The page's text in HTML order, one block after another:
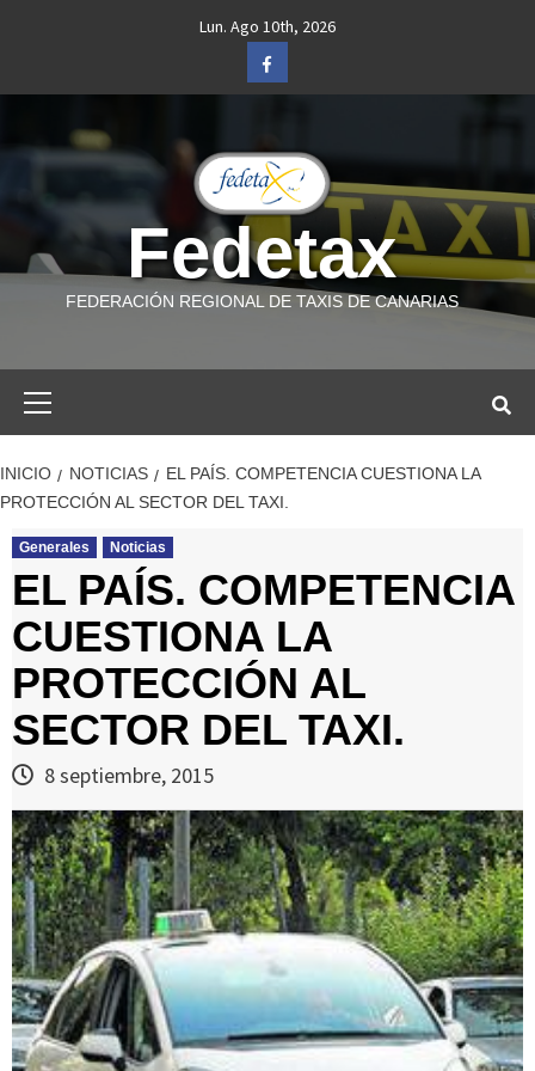
Lun. Ago 10th, 2026
Facebook
Fedetax
FEDERACIÓN REGIONAL DE TAXIS DE CANARIAS
INICIO NOTICIAS
EL PAÍS. COMPETENCIA CUESTIONA LA
PROTECCIÓN AL SECTOR DEL TAXI.
Generales Noticias
EL PAÍS. COMPETENCIA
CUESTIONA LA
PROTECCIÓN AL
SECTOR DEL TAXI.
8 septiembre, 2015